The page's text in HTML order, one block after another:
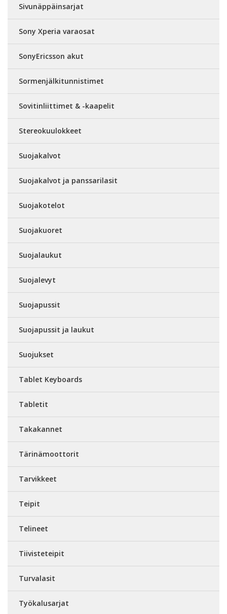
Sivunäppäinsarjat
Sony Xperia varaosat
SonyEricsson akut
Sormenjälkitunnistimet
Sovitinliittimet & -kaapelit
Stereokuulokkeet
Suojakalvot
Suojakalvot ja panssarilasit
Suojakotelot
Suojakuoret
Suojalaukut
Suojalevyt
Suojapussit
Suojapussit ja laukut
Suojukset
Tablet Keyboards
Tabletit
Takakannet
Tärinämoottorit
Tarvikkeet
Teipit
Telineet
Tiivisteteipit
Turvalasit
Työkalusarjat